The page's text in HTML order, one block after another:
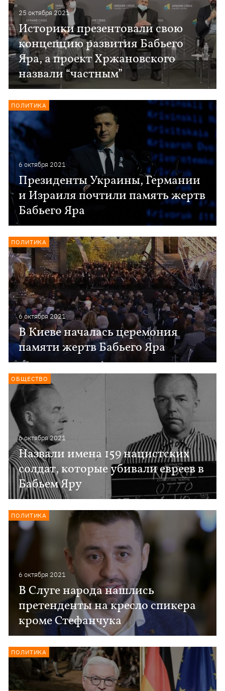
25 октября 2021
Историки презентовали свою
концепцию развития Бабьего
Яра, а проект Хржановского
назвали “частным”
6 октября 2021
Президенты Украины, Германии
и Израиля почтили память жертв
Бабьего Яра
ПОЛИТИКА
6 октября 2021
В Киеве началась церемония
памяти жертв Бабьего Яра
ПОЛИТИКА
6 октября 2021
Назвали имена 159 нацистских
солдат, которые убивали евреев в
Бабьем Яру
ОБЩЕСТВО
6 октября 2021
В Слуге народа нашлись
претенденты на кресло спикера
кроме Стефанчука
ПОЛИТИКА
ПОЛИТИКА